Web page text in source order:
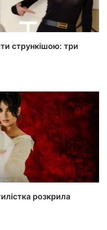
стрункішою: три
розкрила